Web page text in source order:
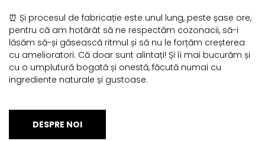
⏰ Și procesul de fabricație este unul lung, peste șase ore,
pentru că am hotărât să ne respectăm cozonacii, să-i
lăsăm să-și găsească ritmul și să nu le forțăm creșterea
cu amelioratori. Că doar sunt alintați! Și îi mai bucurăm și
cu o umplutură bogată și onestă, făcută numai cu
ingrediente naturale și gustoase.
DESPRE NOI